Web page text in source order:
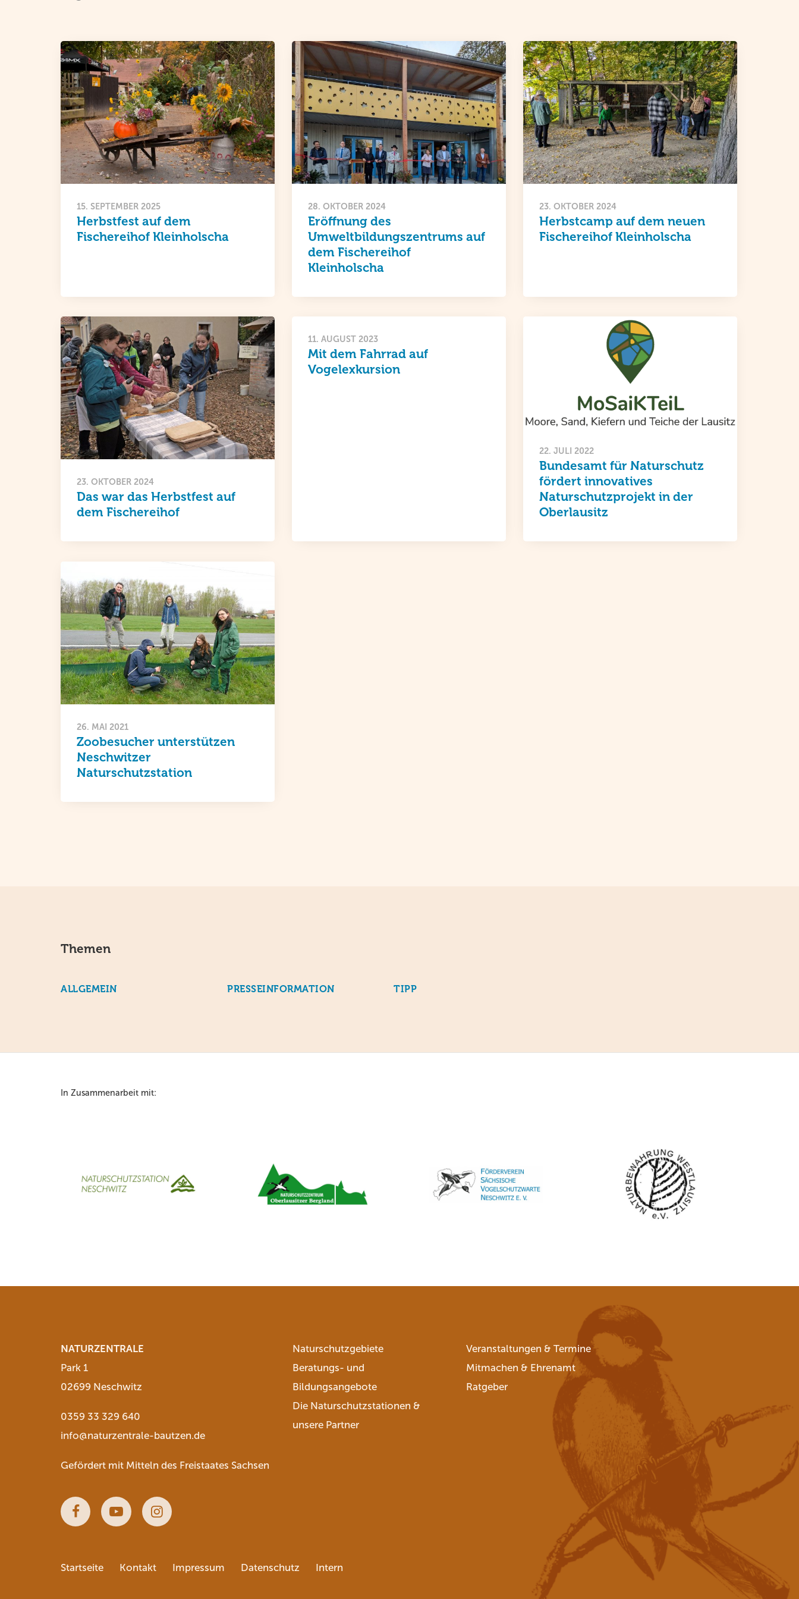
15. SEPTEMBER 2025
Herbstfest auf dem
Fischereihof Kleinholscha
28. OKTOBER 2024
Eröffnung des
Umweltbildungszentrums auf
dem Fischereihof
Kleinholscha
23. OKTOBER 2024
Herbstcamp auf dem neuen
Fischereihof Kleinholscha
23. OKTOBER 2024
Das war das Herbstfest auf
dem Fischereihof
11. AUGUST 2023
Mit dem Fahrrad auf
Vogelexkursion
22. JULI 2022
Bundesamt für Naturschutz
fördert innovatives
Naturschutzprojekt in der
Oberlausitz
26. MAI 2021
Zoobesucher unterstützen
Neschwitzer
Naturschutzstation
Themen
ALLGEMEIN PRESSEINFORMATION TIPP
In Zusammenarbeit mit:
NATURZENTRALE
Park 1
02699 Neschwitz
0359 33 329 640
info@naturzentrale-bautzen.de
Gefördert mit Mitteln des Freistaates Sachsen
FacebookYoutubeInstagram
Naturschutzgebiete
Beratungs- und
Bildungsangebote
Die Naturschutzstationen &
unsere Partner
Veranstaltungen & Termine
Mitmachen & Ehrenamt
Ratgeber
Startseite Kontakt Impressum Datenschutz Intern